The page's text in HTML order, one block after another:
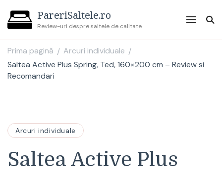
PareriSaltele.ro
Review-uri despre saltele de calitate
Prima pagină / Arcuri individuale /
Saltea Active Plus Spring, Ted, 160×200 cm – Review si
Recomandari
Arcuri individuale
Saltea Active Plus